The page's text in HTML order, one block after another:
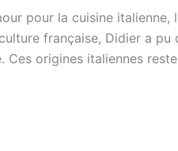
pour la cuisine italienne,
française, Didier a pu
origines italiennes